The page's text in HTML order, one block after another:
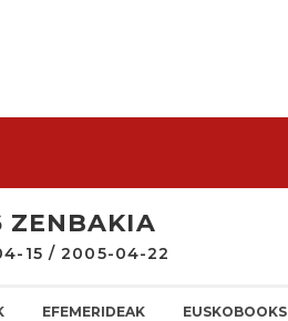
ZENBAKIA
15 / 2005-04-22
EFEMERIDEAK EUSKOBOOKS